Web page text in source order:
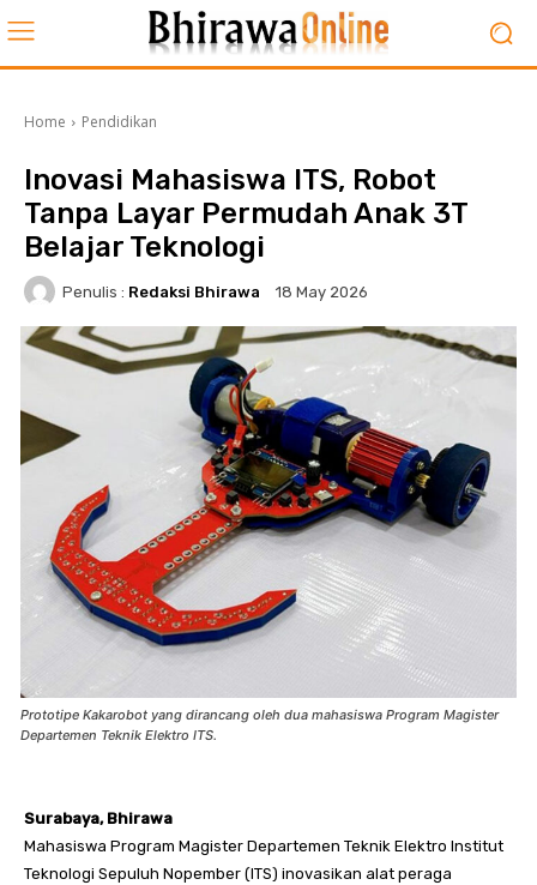
Home Pendidikan
Inovasi Mahasiswa ITS, Robot
Tanpa Layar Permudah Anak 3T
Belajar Teknologi
Penulis : Redaksi Bhirawa 18 May 2026
Prototipe Kakarobot yang dirancang oleh dua mahasiswa Program Magister
Departemen Teknik Elektro ITS.
Surabaya, Bhirawa
Mahasiswa Program Magister Departemen Teknik Elektro Institut
Teknologi Sepuluh Nopember (ITS) inovasikan alat peraga